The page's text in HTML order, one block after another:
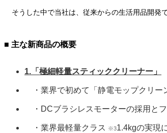
そうした中で当社は、従来からの生活用品開発
■ 主な新商品の概要
1.「極細軽量スティッククリーナー」
・業界で初めて「静電モップクリー
・DCブラシレスモーターの採用と
・業界最軽量クラス ※31.4kgの実現